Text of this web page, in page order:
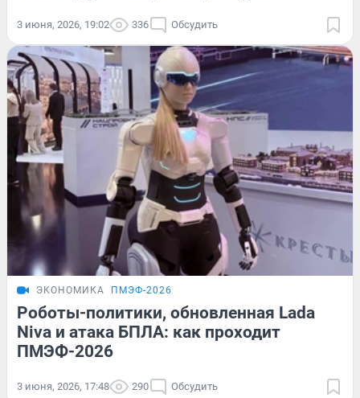
3 июня, 2026, 19:02 336 Обсудить
ЭКОНОМИКА ПМЭФ-2026
Роботы-политики, обновленная Lada
Niva и атака БПЛА: как проходит
ПМЭФ-2026
3 июня, 2026, 17:48 290 Обсудить